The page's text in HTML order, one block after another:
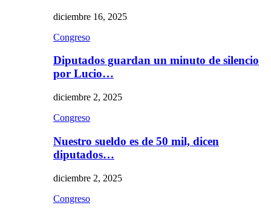
diciembre 16, 2025
Congreso
Diputados guardan un minuto de silencio
por Lucio…
diciembre 2, 2025
Congreso
Nuestro sueldo es de 50 mil, dicen
diputados…
diciembre 2, 2025
Congreso